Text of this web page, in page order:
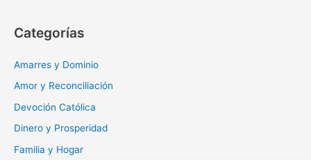
a
r
Categorías
Amarres y Dominio
Amor y Reconciliación
Devoción Católica
Dinero y Prosperidad
Familia y Hogar